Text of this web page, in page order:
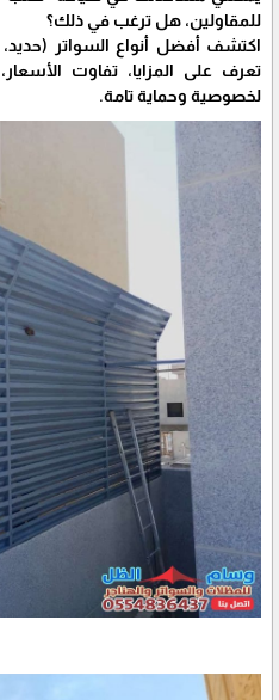
للمقاولين، هل ترغب في ذلك؟
اكتشف أفضل أنواع السواتر
تعرف على المزايا، تفاوت
لخصوصية وحماية تامة.